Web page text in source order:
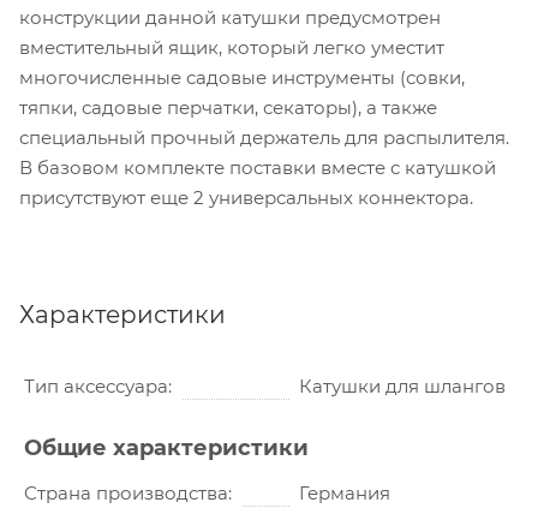
конструкции данной катушки предусмотрен
вместительный ящик, который легко уместит
многочисленные садовые инструменты (совки,
тяпки, садовые перчатки, секаторы), а также
специальный прочный держатель для распылителя.
В базовом комплекте поставки вместе с катушкой
присутствуют еще 2 универсальных коннектора.
Характеристики
Тип аксессуара Катушки для шлангов
Общие характеристики
Страна производства
Германия